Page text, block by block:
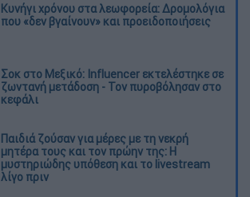
Κυνήγι χρόνου στα λεωφορεία: Δρομολόγια
που «δεν βγαίνουν» και προειδοποιήσεις
Σοκ στο Μεξικό: Influencer εκτελέστηκε σε
ζωντανή μετάδοση - Τον πυροβόλησαν στο
κεφάλι
Παιδιά ζούσαν για μέρες με τη νεκρή
μητέρα τους και τον πρώην της: Η
μυστηριώδης υπόθεση και το livestream
λίγο πριν